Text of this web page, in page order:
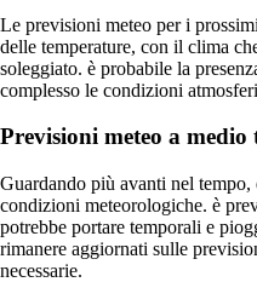
Le previsioni meteo per i
delle temperature, con il clima
soleggiato. è probabile la
complesso le condizioni
Previsioni meteo a medio
Guardando più avanti nel
condizioni meteorologiche. è
potrebbe portare temporali e
rimanere aggiornati sulle
necessarie.